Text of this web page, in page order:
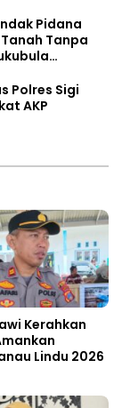
Pidana
Tanpa
Polres Sigi
AKP
Kerahkan
Lindu 2026